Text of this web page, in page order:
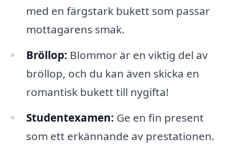
med en färgstark bukett som passar
mottagarens smak.
Bröllop: Blommor är en viktig del av
bröllop, och du kan även skicka en
romantisk bukett till nygifta!
Studentexamen: Ge en fin present
som ett erkännande av prestationen.